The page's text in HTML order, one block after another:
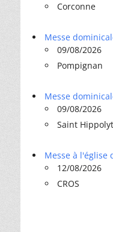
Corconne
Messe
09/08/2026
Pompignan
Messe
09/08/2026
Saint
Messe à l'église
12/08/2026
CROS